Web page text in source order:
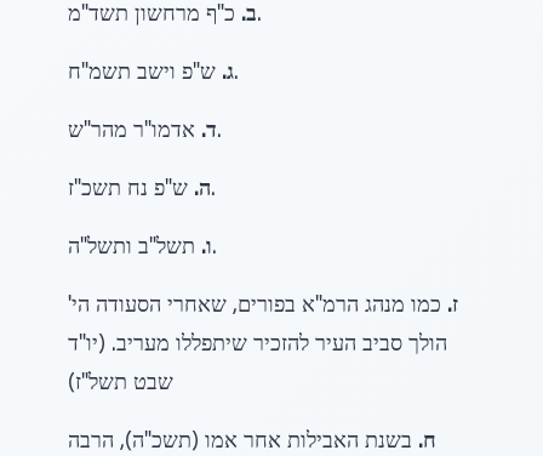
ב.כ"ף מרחשון תשד"מ.
ג.ש"פ וישב תשמ"ח.
ד.אדמו"ר מהר"ש.
ה.ש"פ נח תשכ"ז.
ו.תשל"ב ותשל"ה.
ז. כמו מנהג הרמ"א בפורים, שאחרי הסעודה הי'
הולך סביב העיר להזכיר שיתפללו מעריב. (יו"ד
שבט תשל"ז)
ח. בשנת האבילות אחר אמו (תשכ"ה), הרבה